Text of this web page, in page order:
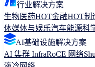
行业解决方案
生物医药HOT金融HOT制
体媒体与娱乐汽车能源科
AI基础设施解决方案
AI 集群 InfraRoCE 网络